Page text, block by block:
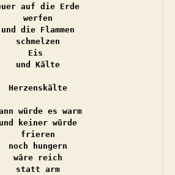
auf die Erde
werfen
und die Flammen
schmelzen
Eis
und Kälte
Herzenskälte
würde es warm
und keiner würde
frieren
noch hungern
wäre reich
statt arm